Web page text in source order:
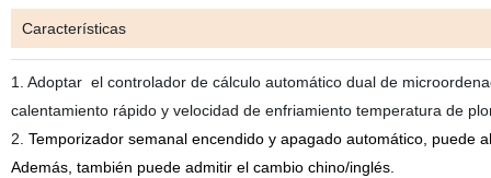
Características
1. Adoptar el controlador de cálculo automático dual de
calentamiento rápido y velocidad de enfriamiento temperatura de
2. Temporizador semanal encendido y apagado automático, puede
Además, también puede admitir el cambio chino/inglés.